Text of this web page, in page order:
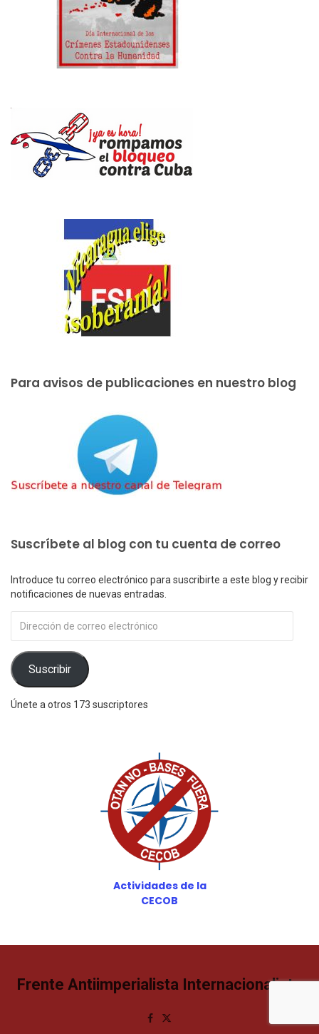
Para avisos de publicaciones en nuestro blog
Suscríbete al blog con tu cuenta de correo
Introduce tu correo electrónico para suscribirte a este blog y recibir
notificaciones de nuevas entradas.
de
electrónico
Suscribir
Únete a otros 173 suscriptores
Actividades de la
CECOB
Frente Antiimperialista Internacionalista